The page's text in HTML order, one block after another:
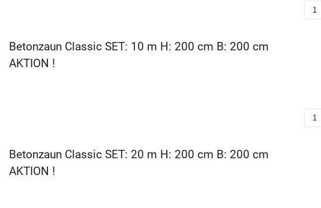
Betonzaun Classic SET: 10 m H: 200 cm B: 200 cm
AKTION !
Betonzaun Classic SET: 20 m H: 200 cm B: 200 cm
AKTION !